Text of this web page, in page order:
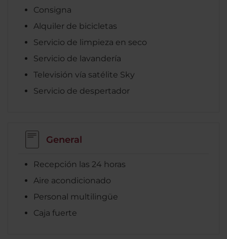
Consigna
Alquiler de bicicletas
Servicio de limpieza en seco
Servicio de lavandería
Televisión vía satélite Sky
Servicio de despertador
General
Recepción las 24 horas
Aire acondicionado
Personal multilingüe
Caja fuerte